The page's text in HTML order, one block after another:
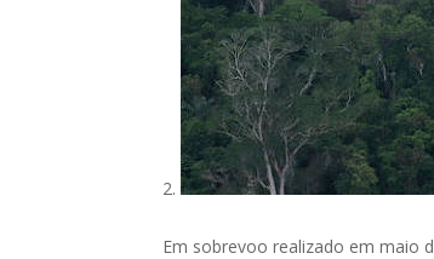
Em sobrevoo realizado em maio